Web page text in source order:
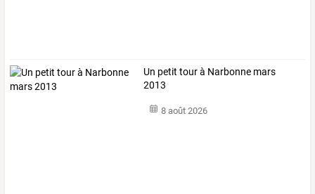
Un petit tour à Narbonne mars
2013
8 août 2026